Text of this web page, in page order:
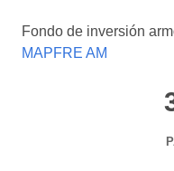
Fondo de inversión
MAPFRE AM